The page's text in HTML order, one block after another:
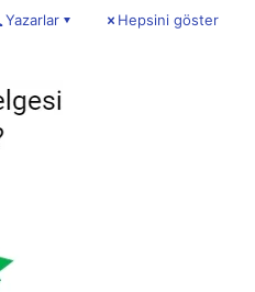
Yazarlar Hepsini göster